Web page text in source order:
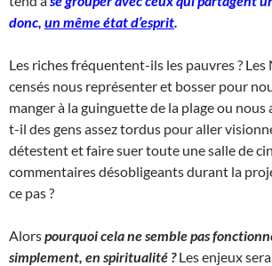
donc, un même état d’esprit.
Les riches fréquentent-ils les pauvres ?
censés nous représenter et bosser pour
manger à la guinguette de la plage ou nous
t-il des gens assez tordus pour aller
détestent et faire suer toute une salle de
commentaires désobligeants durant la
ce pas ?
Alorspourquoi cela ne semble pas
simplement, en spiritualité ?Les enjeux